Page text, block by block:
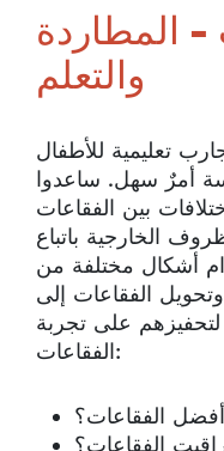
- المطاردة
والتعلم
تعليمية للأطفال
أمرٌ سهل. ساعدوا
بين الفقاعات
الخارجية باتباع
أشكال مختلفة من
الفقاعات إلى
لتحفيزهم على تجربة
الفقاعات:
الفقاعات؟